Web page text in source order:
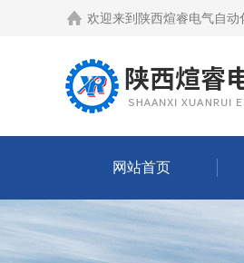
欢迎来到 陕西煊睿电气自
网站首页